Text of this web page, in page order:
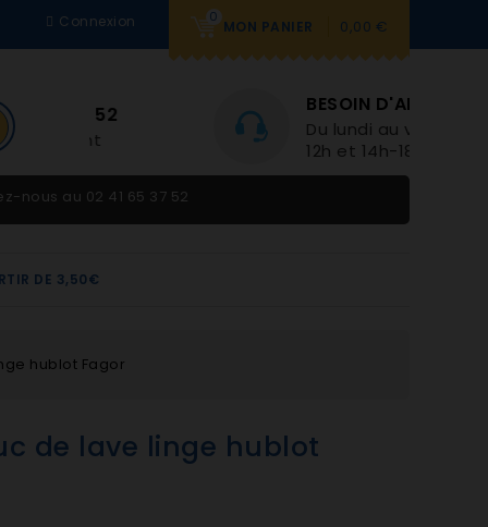
0
MON PANIER 0,00 €
Connexion
BESOIN D'AIDE
Du lundi au vendredi 9h-
nous au 02 41 65 37 52
DE 3,50€
hublot Fagor
de lave linge hublot